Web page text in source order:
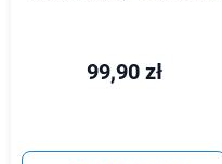
99,90 zł